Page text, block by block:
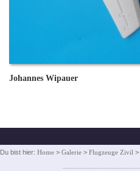
Johannes Wipauer
Du bist hier: Home > Galerie > Flugzeuge Zivil >